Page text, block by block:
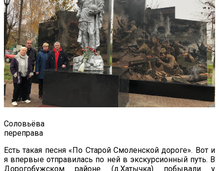
Соловьёва
переправа
Есть такая песня «По Старой Смоленской дороге». Вот и
я впервые отправилась по ней в экскурсионный путь. В
Дорогобужском районе (д.Хатычка) побывали у